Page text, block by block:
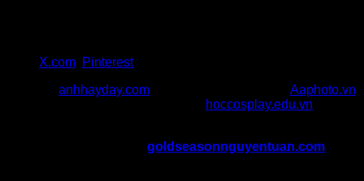
X.com Pinterest
anhhayday.com
Aaphoto.vn
hoccosplay.edu.vn
goldseasonnguyentuan.com